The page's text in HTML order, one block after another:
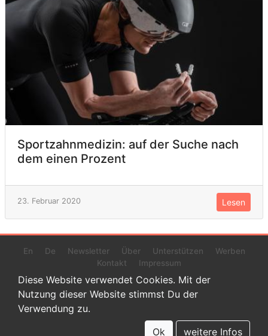
Sportzahnmedizin: auf der Suche nach
dem einen Prozent
23. Februar 2020 Lesen
En De Newsletter Über Unterstützen
Werben
Kontakt
Impressum
© 2022 www.endurance-data.com - aaa
Dies ist eine Beta-Version. Höchstwahrscheinlich haben sich auf
dieser Website noch einige Fehler versteckt.
Diese Website verwendet Cookies. Mit der
Nutzung dieser Website stimmst Du der
Verwendung zu.
Ok
weitere Infos